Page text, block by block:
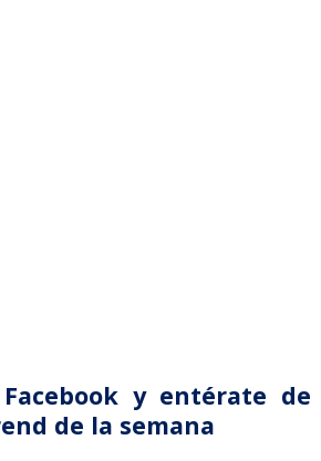
y entérate de
de la semana